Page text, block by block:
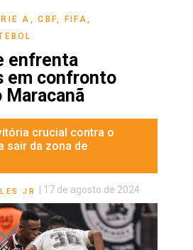
A ,CBF FIFA
enfrenta
em confronto
crucial contra o
sair da zona de
JR 17 de agosto de 2024